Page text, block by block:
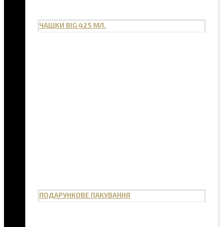
ЧАШКИ BIG 425 МЛ.
ПОДАРУНКОВЕ ПАКУВАННЯ